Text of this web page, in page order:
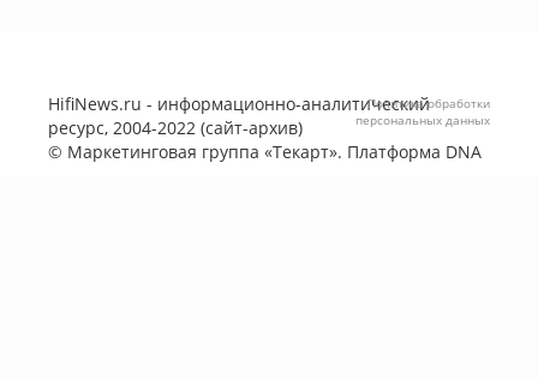
HifiNews.ru - информационно-аналитический
ресурс, 2004-2022 (сайт-архив)
© Маркетинговая группа «Текарт». Платформа DNA
Политика обработки
персональных данных